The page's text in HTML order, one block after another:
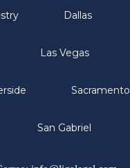
Dallas
Las Vegas
Sacramento
San Gabriel